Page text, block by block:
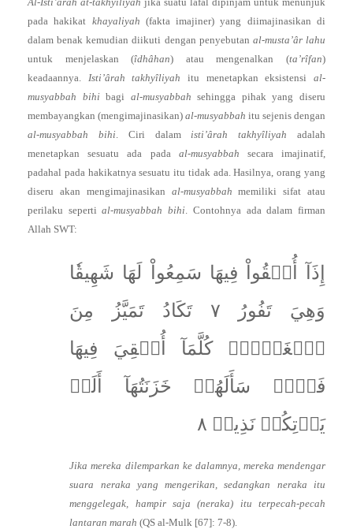
pada hakikat khayaliyah (fakta imajiner) yang diimajinasikan di
dalam benak kemudian diikuti dengan penyebutan al-musta’âr lahu
untuk menjelaskan (îdhâhan) atau mengenalkan (ta’rîfan)
keadaannya. Isti’ârah takhyîliyah itu menetapkan eksistensial-
musyabbah bihi bagi al-musyabbah sehingga pihak yang diseru
membayangkan (mengimajinasikan) al-musyabbah itu sejenis dengan
al-musyabbah bihi . Ciri dalam isti’ârah takhyîliyah adalah
menetapkan sesuatu ada pada al-musyabbah secara imajinatif,
padahal pada hakikatnya sesuatu itu tidak ada. Hasilnya, orang yang
diseru akan mengimajinasikan al-musyabbah memiliki sifat atau
perilaku sepertial-musyabbah bihi . Contohnya ada dalam firman
Allah SWT:
إِذَآ أُلۡقُواْ فِيهَا سَمِعُواْ لَهَا شَهِيقٗا
وَهِيَ تَفُورُ ٧ تَكَادُ تَمَيَّزُ مِنَ
ٱلۡغَيۡظِۖ كُلَّمَآ أُلۡقِيَ فِيهَا
فَوۡجٞ سَأَلَهُمۡ خَزَنَتُهَآ أَلَمۡ
يَأۡتِكُمۡ نَذِيرٞ ٨
Jika mereka dilemparkan ke dalamnya, mereka mendengar
suara neraka yang mengerikan, sedangkan neraka itu
menggelegak, hampir saja (neraka) itu terpecah-pecah
lantaran marah(QS al-Mulk [67]: 7-8).